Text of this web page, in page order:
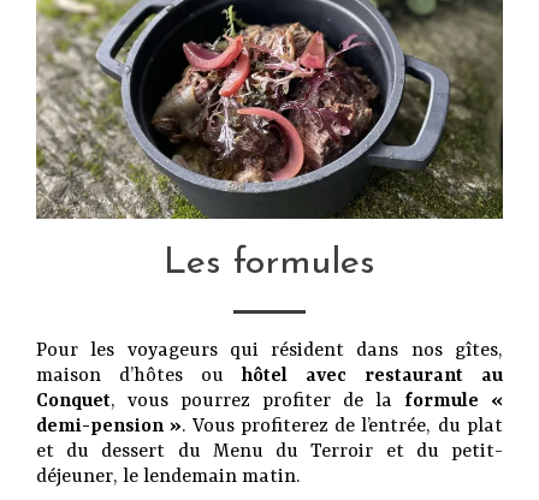
Les formules
Pour les voyageurs qui résident dans nos gîtes,
maison d’hôtes ou hôtel avec restaurant au
Conquet, vous pourrez profiter de la formule «
demi-pension ». Vous profiterez de l’entrée, du plat
et du dessert du Menu du Terroir et du petit-
déjeuner, le lendemain matin.